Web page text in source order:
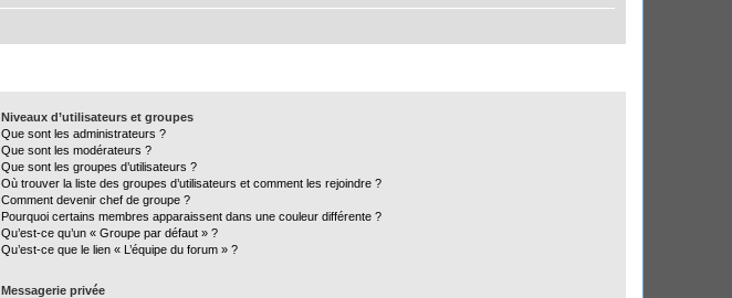
Niveaux d’utilisateurs et groupes
Que sont les administrateurs ?
Que sont les modérateurs ?
Que sont les groupes d’utilisateurs ?
Où trouver la liste des groupes d’utilisateurs et comment les rejoindre ?
Comment devenir chef de groupe ?
Pourquoi certains membres apparaissent dans une couleur différente ?
Qu’est-ce qu’un « Groupe par défaut » ?
Qu’est-ce que le lien « L’équipe du forum » ?
Messagerie privée